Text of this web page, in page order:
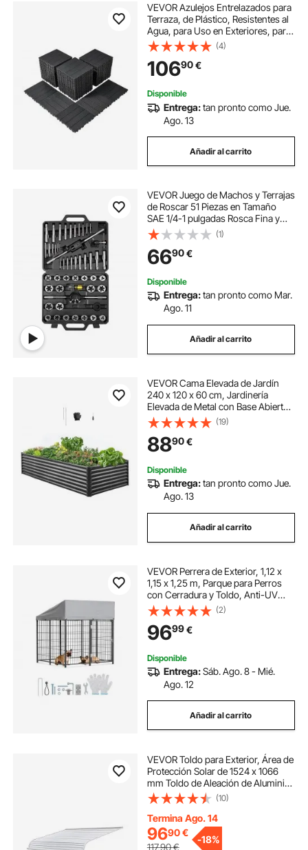
VEVOR Azulejos Entrelazados para
Terraza, de Plástico, Resistentes al
Agua, para Uso en Exteriores, para
Todo Tipo de Climas, para Porches,
Piscinas, Balcones, Gris Oscuro,
300 x 300 x 20 mm, 54 uds
(4)
10690€
Disponible
Entrega:tan pronto como Jue.
Ago. 13
Añadir al carrito
VEVOR Juego de Machos y Terrajas
de Roscar 51 Piezas en Tamaño
SAE 1/4-1 pulgadas Rosca Fina y
Gruesa, Acero con Recubrimiento
de Titanio Incluye Estuche Calibre
Llave para Reparación, Corte de
Roscas
(1)
6690€
Disponible
Entrega:tan pronto como Mar.
Ago. 11
Añadir al carrito
VEVOR Cama Elevada de Jardín
240 x 120 x 60 cm, Jardinería
Elevada de Metal con Base Abierta
para Cultivo de Flores, Plantas,
Hierbas, Huerto con Accesorios
para Jardín, Terraza, Patio, Balcón
(19)
8890€
Disponible
Entrega:tan pronto como Jue.
Ago. 13
Añadir al carrito
VEVOR Perrera de Exterior, 1,12 x
1,15 x 1,25 m, Parque para Perros
con Cerradura y Toldo, Anti-UV
Impermeable, Marco Metálico,
Caseta de Malla para Perros
Medianos en Patio Jardín Terraza,
Negro
(2)
9699€
Disponible
Entrega:Sáb. Ago. 8 - Mié.
Ago. 12
Añadir al carrito
VEVOR Toldo para Exterior, Área de
Protección Solar de 1524 x 1066
mm Toldo de Aleación de Aluminio
Resistente a la Oxidación con
Voladizo Compatible para Puerta de
1,2 m de Ancho de Exterior
(10)
Termina Ago. 14
9690€
117,90€
-18%